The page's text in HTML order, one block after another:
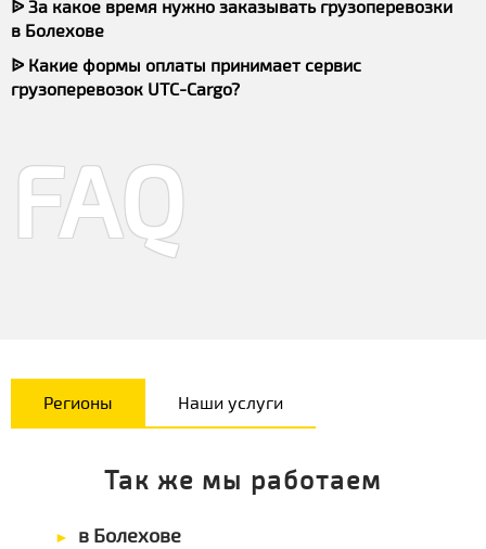
ᐉ За какое время нужно заказывать грузоперевозки
в Болехове
ᐉ Какие формы оплаты принимает сервис
грузоперевозок UTC-Cargo?
FAQ
Регионы Наши услуги
Так же мы работаем
в Болехове